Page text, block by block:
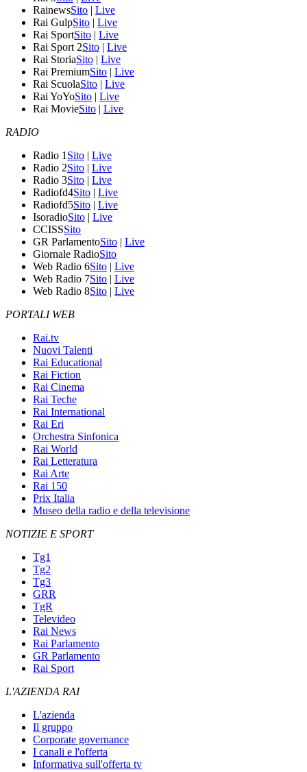
RainewsSito | Live
Rai GulpSito | Live
Rai SportSito | Live
Rai Sport 2Sito | Live
Rai StoriaSito | Live
Rai PremiumSito | Live
Rai ScuolaSito | Live
Rai YoYoSito | Live
Rai MovieSito | Live
RADIO
Radio 1 Sito | Live
Radio 2Sito | Live
Radio 3Sito | Live
Radiofd4Sito | Live
Radiofd5Sito | Live
IsoradioSito | Live
CCISSSito
GR ParlamentoSito | Live
Giornale RadioSito
Web Radio 6Sito | Live
Web Radio 7Sito | Live
Web Radio 8Sito | Live
PORTALI WEB
Rai.tv
Nuovi Talenti
Rai Educational
Rai Fiction
Rai Cinema
Rai Teche
Rai International
Rai Eri
Orchestra Sinfonica
Rai World
Rai Letteratura
Rai Arte
Rai 150
Prix Italia
Museo della radio e della televisione
NOTIZIE E SPORT
Tg1
Tg2
Tg3
GRR
TgR
Televideo
Rai News
Rai Parlamento
GR Parlamento
Rai Sport
L'AZIENDA RAI
L'azienda
Il gruppo
Corporate governance
I canali e l'offerta
Informativa sull'offerta tv